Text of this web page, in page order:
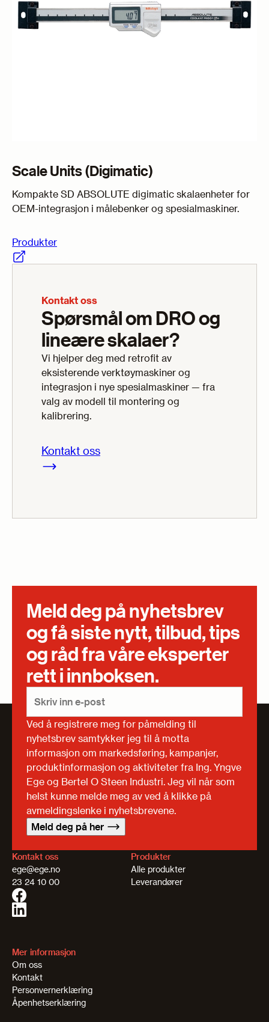
Scale Units (Digimatic)
Kompakte SD ABSOLUTE digimatic skalaenheter for
OEM-integrasjon i målebenker og spesial­maskiner.
Produkter
Kontakt oss
Spørsmål om DRO og
lineære skalaer?
Vi hjelper deg med retrofit av
eksisterende verktøy­maskiner og
integrasjon i nye spesialmaskiner — fra
valg av modell til montering og
kalibrering.
Kontakt oss
Meld deg på nyhetsbrev
og få siste nytt, tilbud, tips
og råd fra våre eksperter
rett i innboksen.
Ved å registrere meg for påmelding til
nyhetsbrev samtykker jeg til å motta
informasjon om markedsføring, kampanjer,
produktinformasjon og aktiviteter fra Ing. Yngve
Ege og Bertel O Steen Industri. Jeg vil når som
helst kunne melde meg av ved å klikke på
avmeldingslenke i nyhetsbrevene.
Meld deg på her
Kontakt oss
ege@ege.no
23 24 10 00
Produkter
Alle produkter
Leverandører
Mer informasjon
Om oss
Kontakt
Personvernerklæring
Åpenhetserklæring